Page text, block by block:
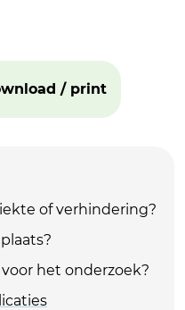
/ print
of verhindering?
het onderzoek?